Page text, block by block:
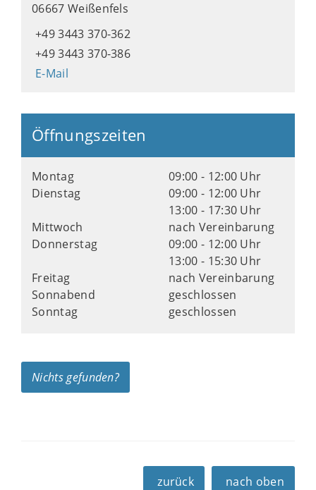
06667 Weißenfels
+49 3443 370-362
+49 3443 370-386
E-Mail
Öffnungszeiten
Montag
09:00 - 12:00 Uhr
Dienstag
09:00 - 12:00 Uhr
13:00 - 17:30 Uhr
Mittwoch
nach Vereinbarung
Donnerstag
09:00 - 12:00 Uhr
13:00 - 15:30 Uhr
Freitag
nach Vereinbarung
Sonnabend
geschlossen
Sonntag
geschlossen
Nichts gefunden?
zurück nach oben